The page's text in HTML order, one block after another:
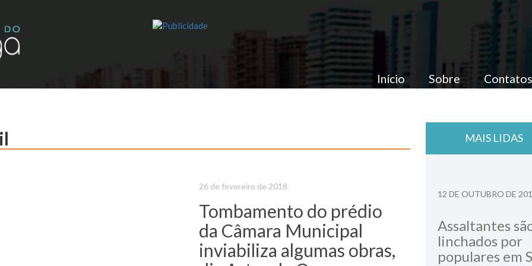
Início Sobre Contatos
26 de fevereiro de 2018
Tombamento do prédio
da Câmara Municipal
inviabiliza algumas obras,
MAIS LIDAS
12 DE OUTUBRO DE
Assaltantes
linchados por
populares em